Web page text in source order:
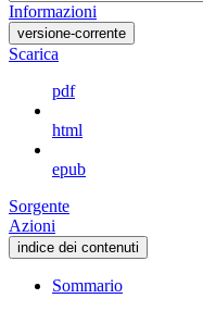
Informazioni
versione-corrente
Scarica
pdf
html
epub
Sorgente
Azioni
indice dei contenuti
Sommario